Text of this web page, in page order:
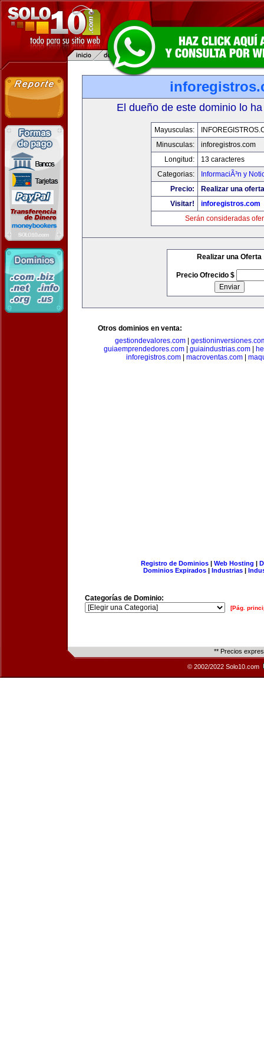
El dueño de este dominio lo
Mayusculas:
Minusculas:
inforegistros.com
Longitud:
13 caracteres
Categorias:
InformaciÃ³n y
Precio:
Realizar una
Visitar!
inforegistros.com
Serán consideradas
Realizar una Oferta
Precio Ofrecido $
Otros dominios en venta:
gestiondevalores.com|
guiaemprendedores.com
guiaindustrias.com
inforegistros.com| macroventas.com|
Registro de Dominios| Web Hosting |
Dominios Expirados | Industrias |
Categorías de Dominio:
[Pág.
** Precios
© 2002/2022 Solo10.com